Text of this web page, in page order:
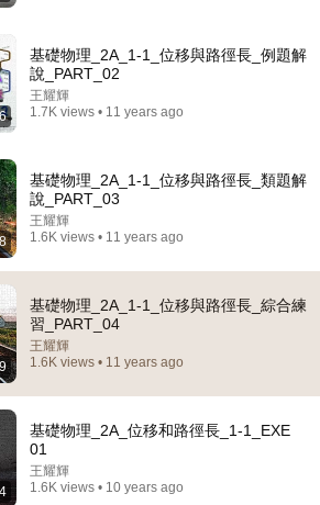
移和路徑長_1-1_EXE 01
基礎物理_2A_1-1_位移與路徑長_例題解
說_PART_02
王耀輝
1.7K views • 11 years ago
基礎物理_2A_1-1_位移與路徑長_類題解
說_PART_03
王耀輝
1.6K views • 11 years ago
基礎物理_2A_1-1_位移與路徑長_綜合練
習_PART_04
王耀輝
1.6K views • 11 years ago
基礎物理_2A_位移和路徑長_1-1_EXE
01
王耀輝
1.6K views • 10 years ago